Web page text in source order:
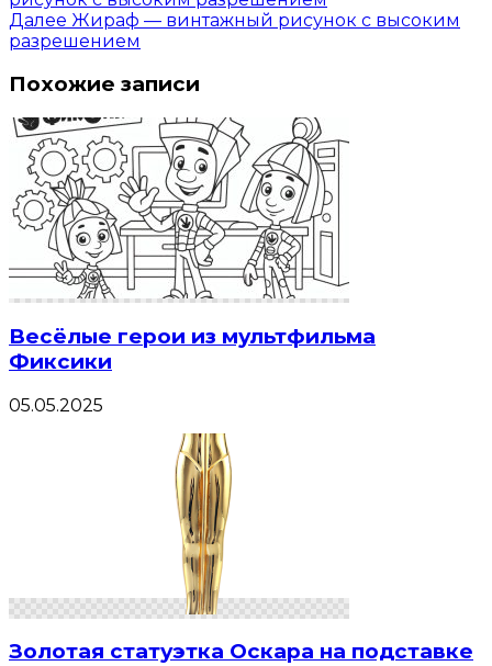
Далее Жираф — винтажный рисунок с высоким
разрешением
Похожие записи
Весёлые герои из мультфильма
Фиксики
05.05.2025
Золотая статуэтка Оскара на подставке